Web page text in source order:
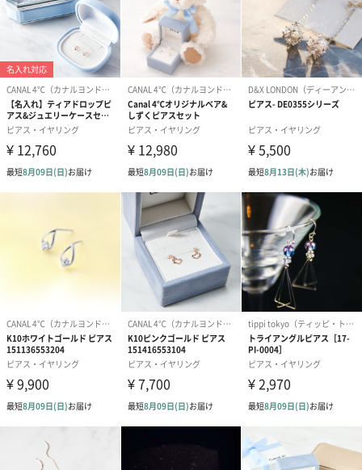
商品をジュエリーケースにセットし、リボンをかけラ
ッピングしたものを、梱包用の箱に入れて花びらを飾
ってお届け。保証書つき。有料で手提げ袋をおつけし
ます。
パッケージ外
装
長方形の貼箱
パッケージサ
イズ
幅73mm×奥行97mm×高さ42mm
全体重量
製造国
金属素材のみ
金属材質
K10 イエローゴールド
商品オプション情報
紙袋